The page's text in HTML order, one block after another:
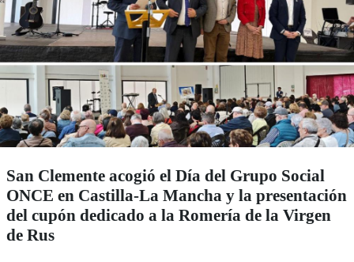
San Clemente acogió el Día del Grupo Social
ONCE en Castilla-La Mancha y la presentación
del cupón dedicado a la Romería de la Virgen
de Rus